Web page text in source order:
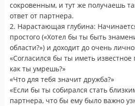
сокровенным, и тут же получаешь
ответ от партнера.
2. Нарастающая глубина:
простого («Хотел бы ты быть
области?») и доходит до очень
«Согласился бы ты иметь известное
как ты умрешь?»
«Что для тебя значит дружба?»
«Если бы ты собирался стать
партнера, что бы ему было важно